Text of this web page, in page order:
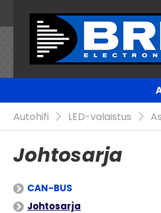
Autohifi
LED-valaistus
Johtosarja
CAN-BUS
Johtosarja